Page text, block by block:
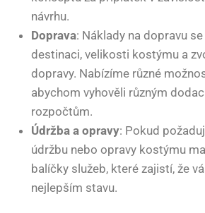
návrhu.
Doprava: Náklady na dopravu
destinaci, velikosti kostýmu a
dopravy. Nabízíme různé
abychom vyhověli různým
rozpočtům.
Údržba a opravy: Pokud
údržbu nebo opravy kostýmu
balíčky služeb, které zajistí, že
nejlepším stavu.